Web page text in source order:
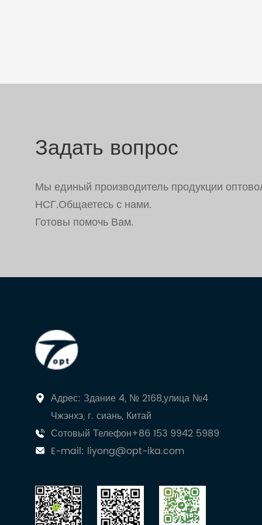
Задать вопрос
Мы единый производитель продукции
НСГ.Общаетесь с нами.
Готовы помочь Вам.
Адрес: Здание 4, № 2168,улица №4
Чжэнхэ, г. сиань, Китай
Сотовый Телефон+86 153 9942 5989
E-mail: liyong@opt-ika.com